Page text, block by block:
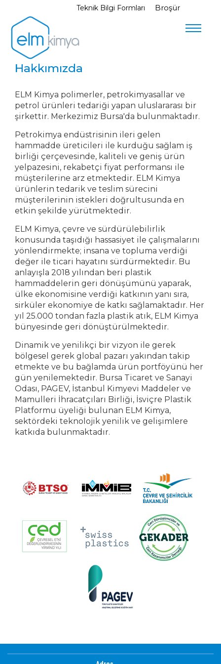
Menu
Teknik Bilgi Formları Broşür
Hakkımızda
ELM Kimya polimerler, petrokimyasallar ve
petrol ürünleri tedariği yapan uluslararası bir
şirkettir. Merkezimiz Bursa'da bulunmaktadır.
Petrokimya endüstrisinin ileri gelen
hammadde üreticileri ile kurduğu sağlam iş
birliği çerçevesinde, kaliteli ve geniş ürün
yelpazesini, rekabetçi fiyat performansı ile
müşterilerine arz etmektedir. ELM Kimya
ürünlerin tedarik ve teslim sürecini
müşterilerinin istekleri doğrultusunda en
etkin şekilde yürütmektedir.
ELM Kimya, çevre ve sürdürülebilirlik
konusunda taşıdığı hassasiyet ile çalışmalarını
yönlendirmekte; insana ve topluma verdiği
değer ile ticari hayatını sürdürmektedir. Bu
anlayışla 2018 yılından beri plastik
hammaddelerin geri dönüşümünü yaparak,
ülke ekonomisine verdiği katkının yanı sıra,
sirküler ekonomiye de katkı sağlamaktadır. Her
yıl 25.000 tondan fazla plastik atık, ELM Kimya
bünyesinde geri dönüştürülmektedir.
Dinamik ve yenilikçi bir vizyon ile gerek
bölgesel gerek global pazarı yakından takip
etmekte ve bu bağlamda ürün portföyünü her
gün yenilemektedir. Bursa Ticaret ve Sanayi
Odası, PAGEV, İstanbul Kimyevi Maddeler ve
Mamulleri İhracatçıları Birliği, İsviçre Plastik
Platformu üyeliği bulunan ELM Kimya,
sektördeki teknolojik yenilik ve gelişimlere
katkıda bulunmaktadır.